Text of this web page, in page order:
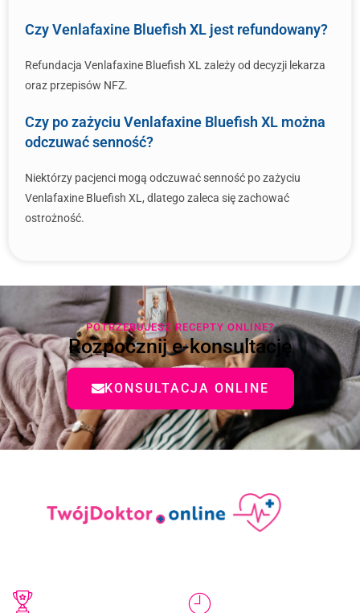
Czy Venlafaxine Bluefish XL jest refundowany?
Refundacja Venlafaxine Bluefish XL zależy od decyzji lekarza
oraz przepisów NFZ.
Czy po zażyciu Venlafaxine Bluefish XL można
odczuwać senność?
Niektórzy pacjenci mogą odczuwać senność po zażyciu
Venlafaxine Bluefish XL, dlatego zaleca się zachować
ostrożność.
POTRZEBUJESZ RECEPTY ONLINE?
Rozpocznij e-konsultację
KONSULTACJA ONLINE